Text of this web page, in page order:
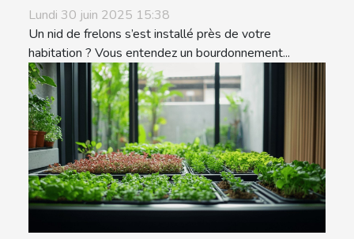
Lundi 30 juin 2025 15:38
Un nid de frelons s’est installé près de votre
habitation ? Vous entendez un bourdonnement...